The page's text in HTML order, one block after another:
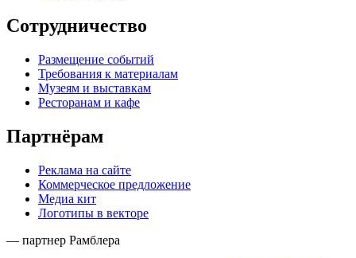
Сотрудничество
Размещение событий
Требования к материалам
Музеям и выставкам
Ресторанам и кафе
Партнёрам
Реклама на сайте
Коммерческое предложение
Медиа кит
Логотипы в векторе
— партнер Рамблера